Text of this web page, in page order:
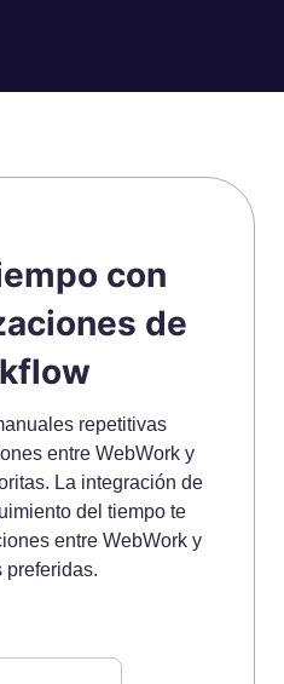
con
de
repetitivas
entre WebWork y
La integración de
del tiempo te
entre WebWork y
preferidas.